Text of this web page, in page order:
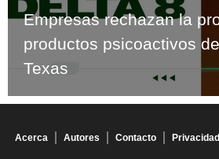
Empresas rechazan la
productos psicoactivos
Texas
Acerca Autores Contacto Privacidad